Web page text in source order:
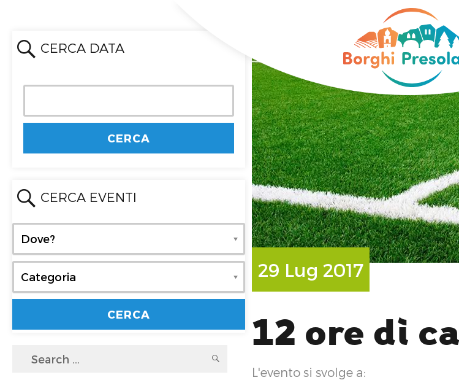
CERCA DATA
CERCA EVENTI
Dove?
Categoria
Search
29 Lug 2017
12 ore di
L'evento si svolge a: